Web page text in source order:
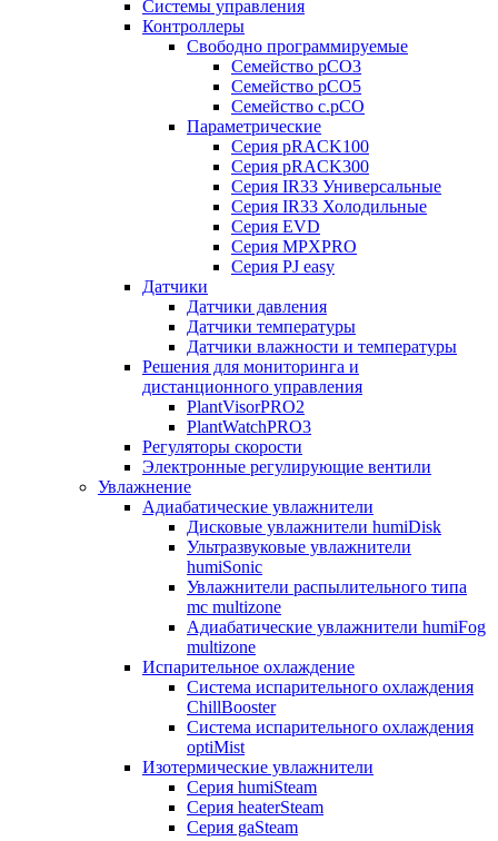
Системы управления
Контроллеры
Свободно программируемые
Семейство pCO3
Семейство pCO5
Семейство c.pCO
Параметрические
Серия pRACK100
Серия pRACK300
Серия IR33 Универсальные
Серия IR33 Холодильные
Серия EVD
Серия MPXPRO
Серия PJ easy
Датчики
Датчики давления
Датчики температуры
Датчики влажности и температуры
Решения для мониторинга и
дистанционного управления
PlantVisorPRO2
PlantWatchPRO3
Регуляторы скорости
Электронные регулирующие вентили
Увлажнение
Адиабатические увлажнители
Дисковые увлажнители humiDisk
Ультразвуковые увлажнители
humiSonic
Увлажнители распылительного типа
mc multizone
Адиабатические увлажнители humiFog
multizone
Испарительное охлаждение
Система испарительного охлаждения
ChillBooster
Система испарительного охлаждения
optiMist
Изотермические увлажнители
Серия humiSteam
Серия heaterSteam
Серия gaSteam